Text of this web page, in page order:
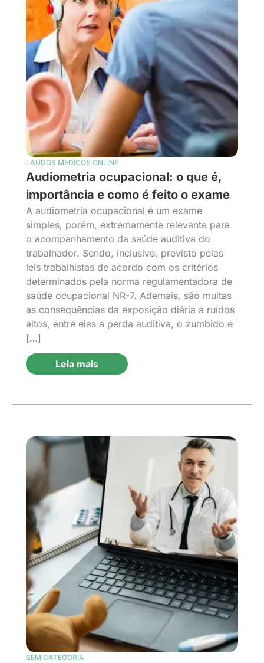
LAUDOS MÉDICOS ONLINE
Audiometria ocupacional: o que é,
importância e como é feito o exame
A audiometria ocupacional é um exame
simples, porém, extremamente relevante para
o acompanhamento da saúde auditiva do
trabalhador. Sendo, inclusive, previsto pelas
leis trabalhistas de acordo com os critérios
determinados pela norma regulamentadora de
saúde ocupacional NR-7. Ademais, são muitas
as consequências da exposição diária a ruídos
altos, entre elas a perda auditiva, o zumbido e
[…]
Leia mais
SEM CATEGORIA